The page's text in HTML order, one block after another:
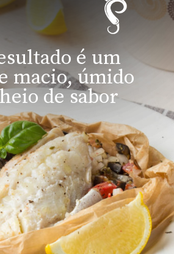
é um
macio, úmido
de sabor